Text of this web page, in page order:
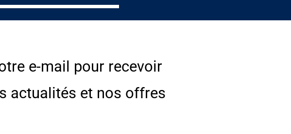
e-mail pour recevoir
actualités et nos offres